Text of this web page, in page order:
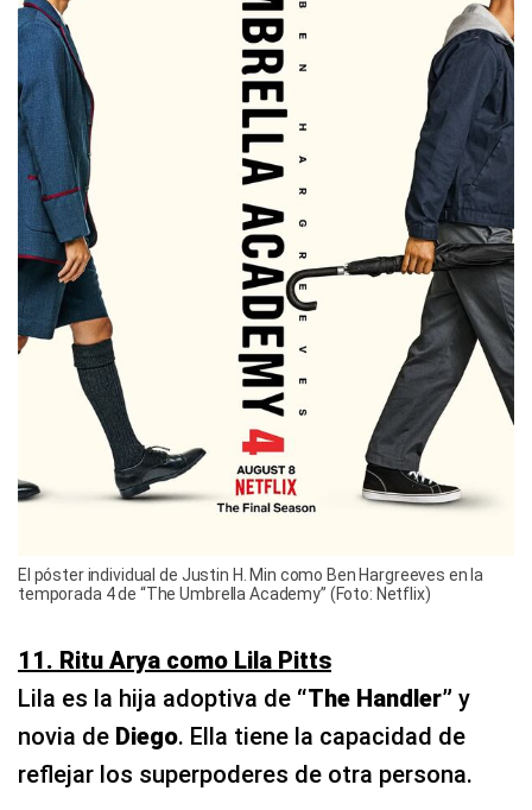
El póster individual de Justin H. Min como Ben Hargreeves en la
temporada 4 de “The Umbrella Academy” (Foto: Netflix)
11. Ritu Arya como Lila Pitts
Lila es la hija adoptiva de “The Handler” y
novia de Diego. Ella tiene la capacidad de
reflejar los superpoderes de otra persona.